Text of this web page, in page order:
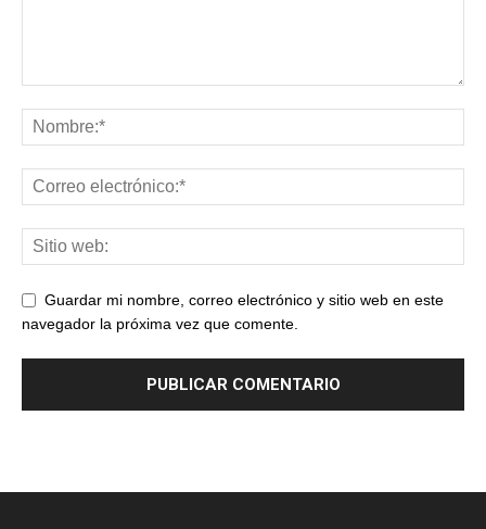
Guardar mi nombre, correo electrónico y sitio web en este
navegador la próxima vez que comente.